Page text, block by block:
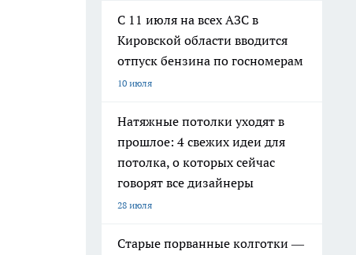
С 11 июля на всех АЗС в
Кировской области вводится
отпуск бензина по госномерам
10 июля
Натяжные потолки уходят в
прошлое: 4 свежих идеи для
потолка, о которых сейчас
говорят все дизайнеры
28 июля
Старые порванные колготки —